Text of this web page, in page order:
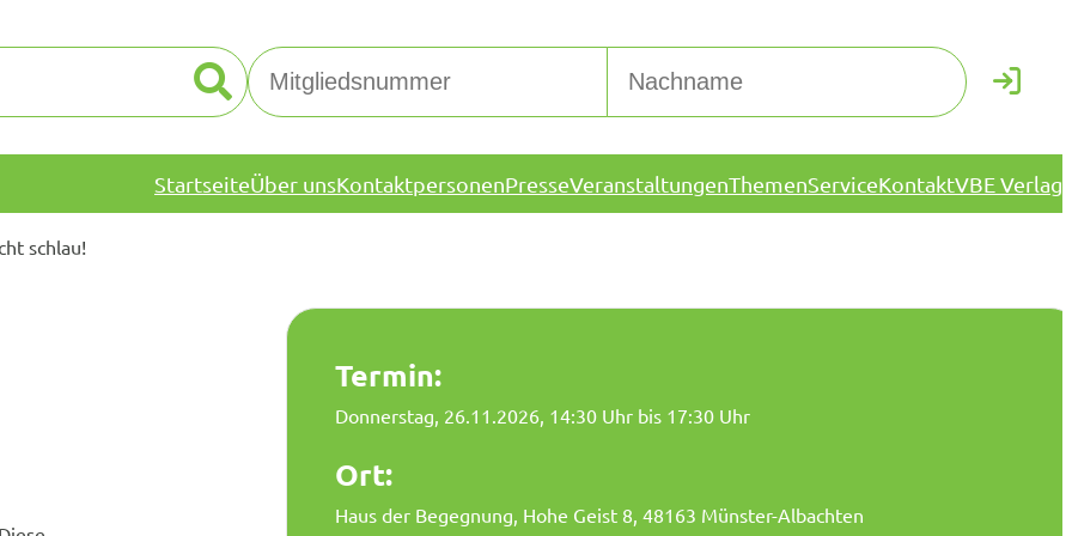
StartseiteÜber unsKontaktpersonenPresseVeranstaltungenThemenServiceKontaktVBE Verlag
schlau!
Termin:
Donnerstag, 26.11.2026, 14:30 Uhr bis 17:30 Uhr
Ort:
Haus der Begegnung, Hohe Geist 8, 48163 Münster-Albachten